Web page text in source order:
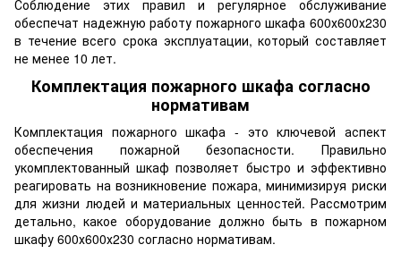
Соблюдение этих правил и регулярное обслуживание
обеспечат надежную работу пожарного шкафа 600х600х230
в течение всего срока эксплуатации, который составляет
не менее 10 лет.
Комплектация пожарного шкафа согласно
нормативам
Комплектация пожарного шкафа - это ключевой аспект
обеспечения пожарной безопасности. Правильно
укомплектованный шкаф позволяет быстро и эффективно
реагировать на возникновение пожара, минимизируя риски
для жизни людей и материальных ценностей. Рассмотрим
детально, какое оборудование должно быть в пожарном
шкафу 600х600х230 согласно нормативам.